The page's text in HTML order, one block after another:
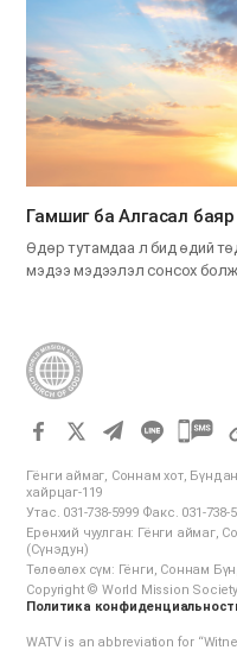
Гамшиг ба Алгасал баяр
Өдөр тутамдаа л бид өдий
мэдээ мэдээлэл сонсох
Гёнги аймаг, Соннам хот,
хайрцаг-119
Утас. 031-738-5999 Факс. 031-738-
Ерөнхий чуулган: Гёнги аймаг,
(Сүнэдун)
Төлөөлөх сүм: Гёнги, Соннам
Copyright © World Mission
Политика
WATV is an abbreviation for